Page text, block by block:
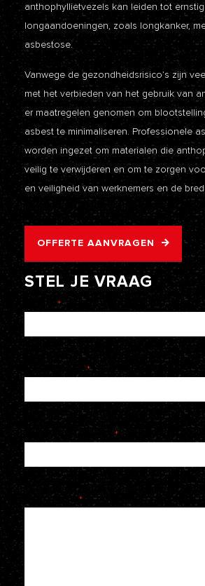
anthophyllietvezels kan leiden tot
longaandoeningen, zoals longkanker,
asbestose.
Vanwege de gezondheidsrisico’s zijn
met het verbieden van het gebruik van
er maatregelen genomen om
asbest te minimaliseren. Professionele
worden ingezet om materialen die
veilig te verwijderen en om te zorgen
en veiligheid van werknemers en de
OFFERTE AANVRAGEN
STEL JE VRAAG
Naam *
E-mailadres *
Telefoonnummer *
Je bericht *